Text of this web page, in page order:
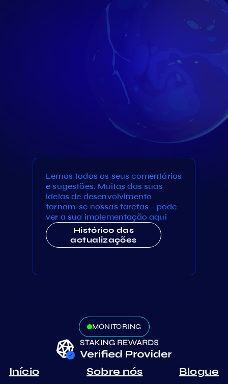
Lemos todos os seus comentários
e sugestões. Muitas das suas
ideias de desenvolvimento
tornam-se nossas tarefas - pode
ver a sua implementação aqui
Histórico das
actualizações
MONITORING
Início Sobre nós Blogue